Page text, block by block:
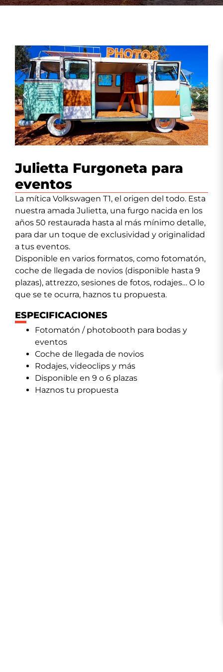
Julietta Furgoneta para
eventos
La mítica Volkswagen T1, el origen del todo. Esta
nuestra amada Julietta, una furgo nacida en los
años 50 restaurada hasta al más mínimo detalle,
para dar un toque de exclusividad y originalidad
a tus eventos.
Disponible en varios formatos, como fotomatón,
coche de llegada de novios (disponible hasta 9
plazas), attrezzo, sesiones de fotos, rodajes… O lo
que se te ocurra, haznos tu propuesta.
ESPECIFICACIONES
Fotomatón / photobooth para bodas y
eventos
Coche de llegada de novios
Rodajes, videoclips y más
Disponible en 9 o 6 plazas
Haznos tu propuesta